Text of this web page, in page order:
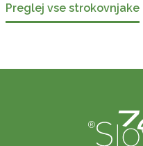
Preglej vse strokovnjake